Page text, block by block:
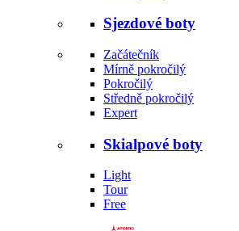
Sjezdové boty
Začátečník
Mírně pokročilý
Pokročilý
Středně pokročilý
Expert
Skialpové boty
Light
Tour
Free